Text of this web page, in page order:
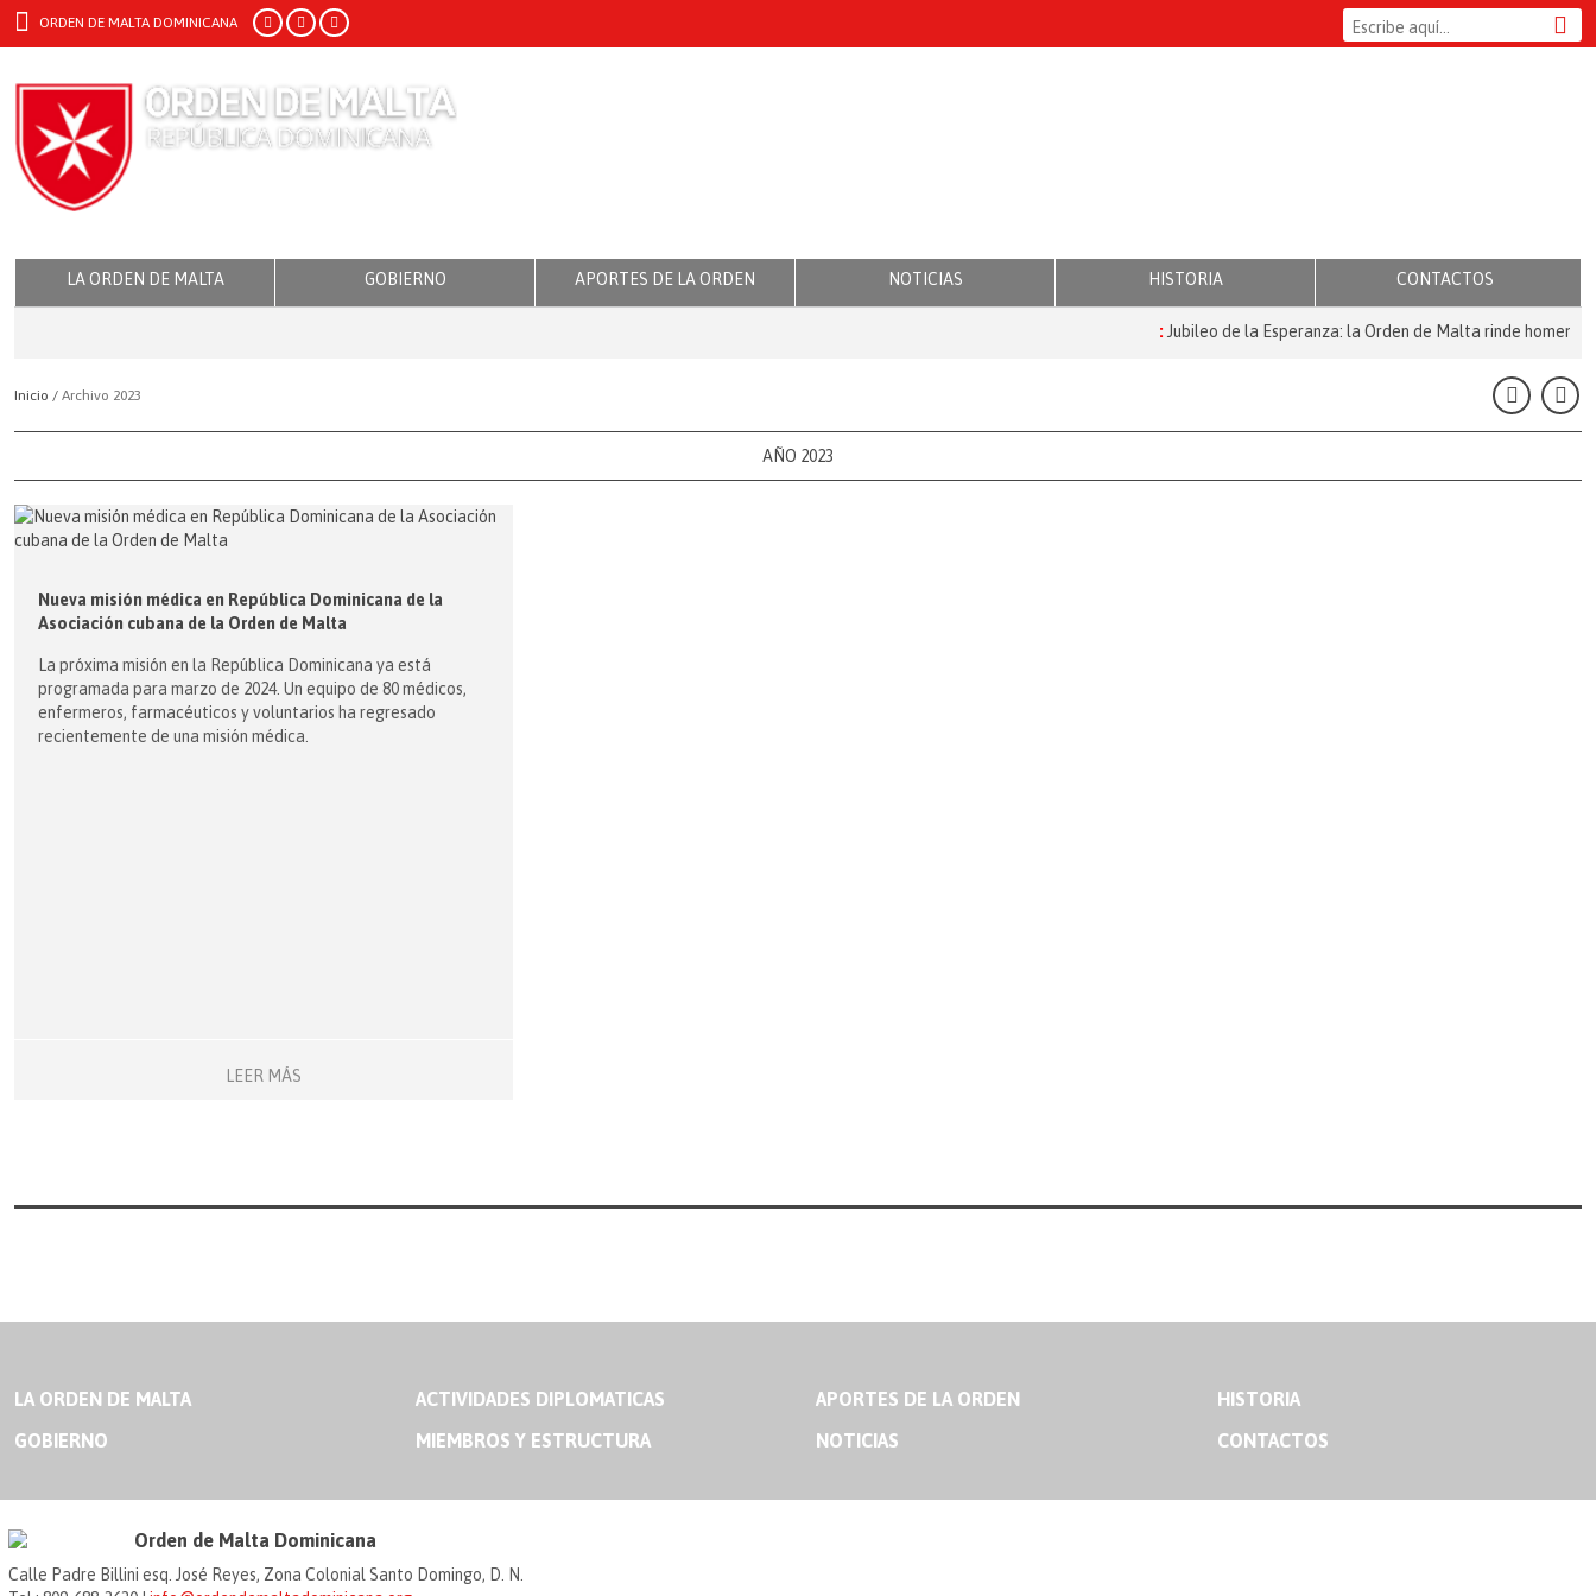
ORDEN DE MALTA DOMINICANA
LA ORDEN DE MALTA GOBIERNO APORTES DE LA ORDEN NOTICIAS HISTORIA CONTACTOS
Jubileo de la Esperanza: la Orden de Malta rinde homenaje
Inicio / Archivo 2023
AÑO 2023
Nueva misión médica en República Dominicana de la
Asociación cubana de la Orden de Malta
La próxima misión en la República Dominicana ya está
programada para marzo de 2024. Un equipo de 80 médicos,
enfermeros, farmacéuticos y voluntarios ha regresado
recientemente de una misión médica.
LEER MÁS
LA ORDEN DE MALTA
GOBIERNO
ACTIVIDADES DIPLOMATICAS
MIEMBROS Y ESTRUCTURA
APORTES DE LA ORDEN
NOTICIAS
HISTORIA
CONTACTOS
Orden de Malta Dominicana
Calle Padre Billini esq. José Reyes, Zona Colonial Santo Domingo, D. N.